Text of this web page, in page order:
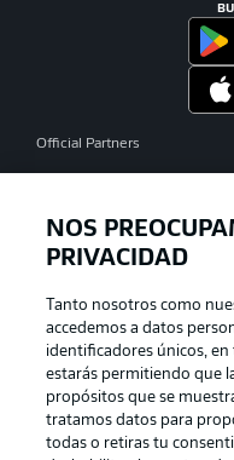
Official Partners
Publicidad
NOS
PRIVACIDAD
Tanto nosotros como
accedemos a datos
identificadores únicos, en
estarás permitiendo que
propósitos que se
tratamos datos para
todas o retiras tu